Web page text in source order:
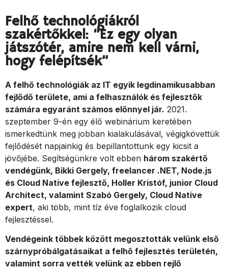
Felhő technológiákról
szakértőkkel: “Ez egy olyan
játszótér, amire nem kell várni,
hogy felépítsék”
A felhő technológiák az IT egyik legdinamikusabban
fejlődő területe, ami a felhasználók és fejlesztők
számára egyaránt számos előnnyel jár. 2021.
szeptember 9-én egy élő webinárium keretében
ismerkedtünk meg jobban kialakulásával, végigkövettük
fejlődését napjainkig és bepillantottunk egy kicsit a
jövőjébe. Segítségünkre volt ebben három szakértő
vendégünk, Bikki Gergely, freelancer .NET, Node.js
és Cloud Native fejlesztő, Holler Kristóf, junior Cloud
Architect, valamint Szabó Gergely, Cloud Native
expert, aki több, mint tíz éve foglalkozik cloud
fejlesztéssel.
Vendégeink többek között megosztották velünk első
szárnypróbálgatásaikat a felhő fejlesztés területén,
valamint sorra vették velünk az ebben rejlő